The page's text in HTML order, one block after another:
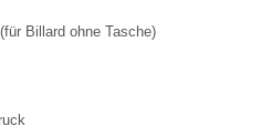
Billard ohne Tasche)